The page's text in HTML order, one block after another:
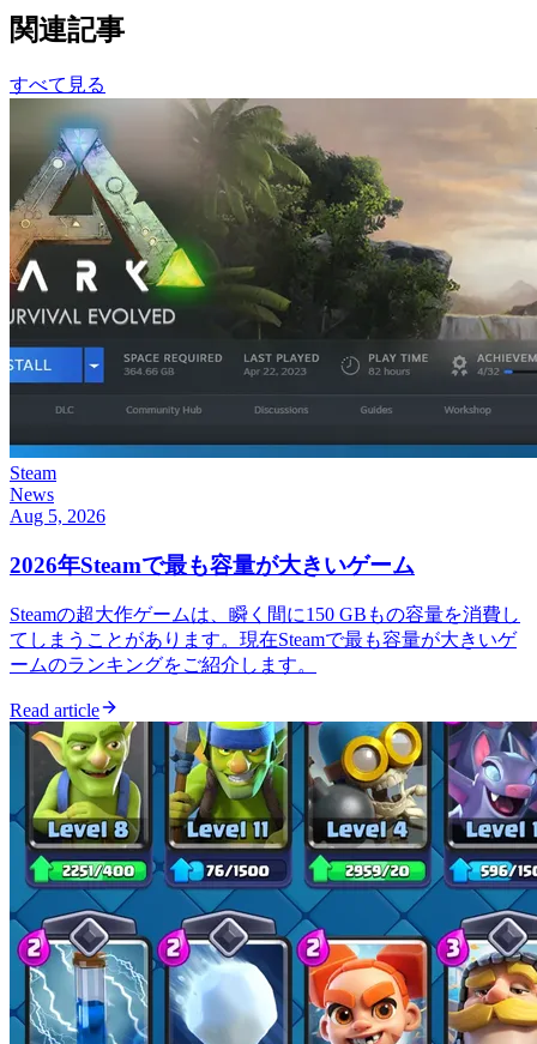
関連記事
すべて見る
Steam
News
Aug 5, 2026
2026年Steamで最も容量が大きいゲーム
Steamの超大作ゲームは、瞬く間に150 GBもの容量を消費し
てしまうことがあります。現在Steamで最も容量が大きいゲ
ームのランキングをご紹介します。
Read article